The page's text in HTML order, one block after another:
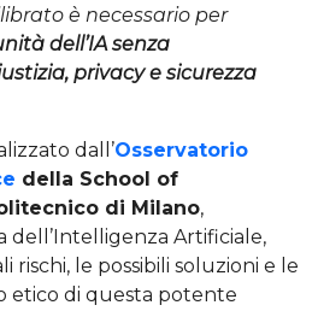
è necessario per
dell’IA senza
privacy e sicurezza
dall’Osservatorio
della School of
di Milano,
dell’Intelligenza Artificiale,
rischi, le possibili soluzioni e le
etico di questa potente